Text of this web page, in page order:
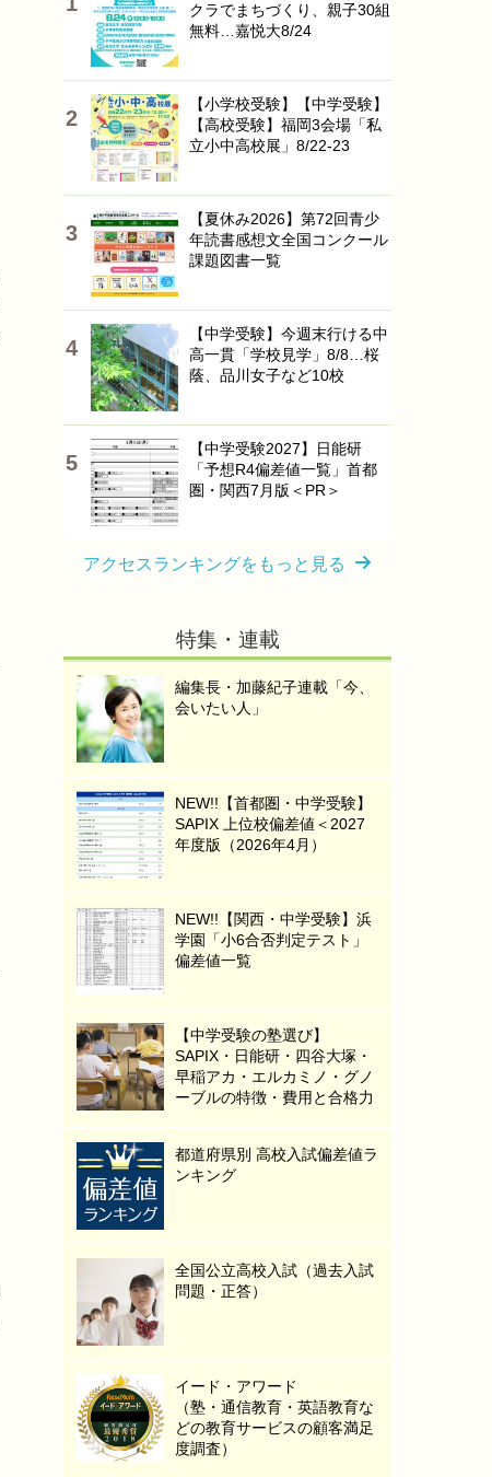
クラでまちづくり、親子30組
無料…嘉悦大8/24
【小学校受験】【中学受験】
【高校受験】福岡3会場「私
立小中高校展」8/22-23
【夏休み2026】第72回青少
年読書感想文全国コンクール
課題図書一覧
【中学受験】今週末行ける中
高一貫「学校見学」8/8…桜
蔭、品川女子など10校
【中学受験2027】日能研
「予想R4偏差値一覧」首都
圏・関西7月版＜PR＞
アクセスランキングをもっと見る
特集・連載
編集長・加藤紀子連載「今、
会いたい人」
NEW!!【首都圏・中学受験】
SAPIX 上位校偏差値＜2027
年度版（2026年4月）
NEW!!【関西・中学受験】浜
学園「小6合否判定テスト」
偏差値一覧
【中学受験の塾選び】
SAPIX・日能研・四谷大塚・
早稲アカ・エルカミノ・グノ
ーブルの特徴・費用と合格力
都道府県別 高校入試偏差値ラ
ンキング
全国公立高校入試（過去入試
問題・正答）
イード・アワード
（塾・通信教育・英語教育な
どの教育サービスの顧客満足
度調査）